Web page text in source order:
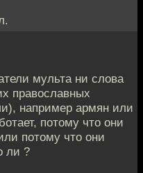
мульта ни слова
православных
например армян или
потому что они
потому что они
ли ?